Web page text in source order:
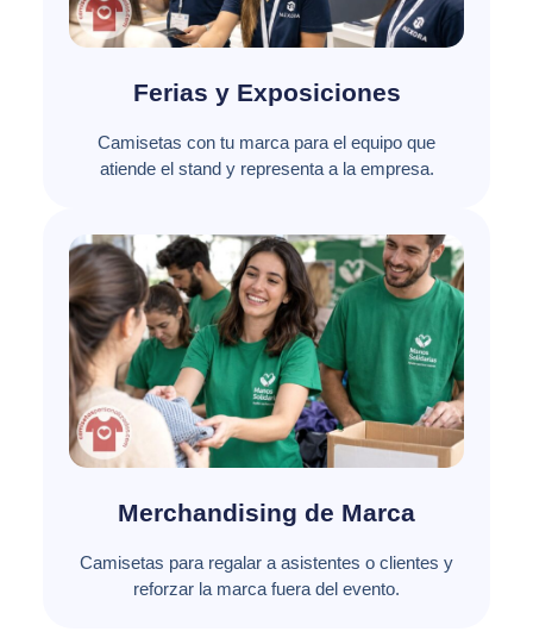
Ferias y Exposiciones
Camisetas con tu marca para el equipo que
atiende el stand y representa a la empresa.
Merchandising de Marca
Camisetas para regalar a asistentes o clientes y
reforzar la marca fuera del evento.